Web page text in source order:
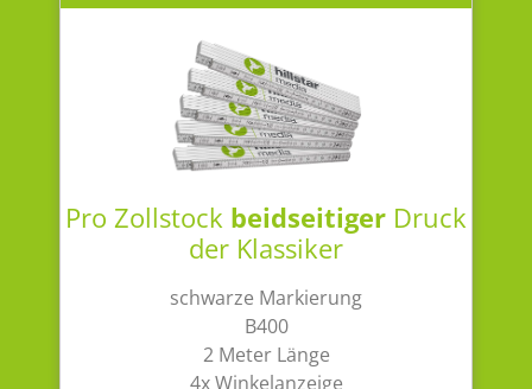
Pro Zollstock beidseitiger Druck
der Klassiker
schwarze Markierung
B400
2 Meter Länge
4x Winkelanzeige